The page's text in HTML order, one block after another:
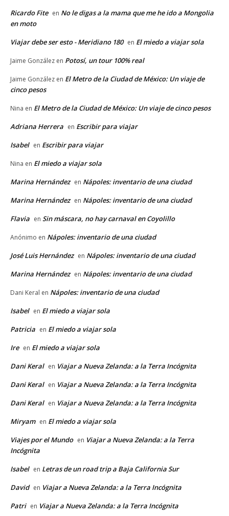
Ricardo Fite en No le digas a la mama que me he ido a Mongolia
en moto
Viajar debe ser esto - Meridiano 180 en El miedo a viajar sola
Jaime González en Potosí, un tour 100% real
Jaime González en El Metro de la Ciudad de México: Un viaje de
cinco pesos
Nina en El Metro de la Ciudad de México: Un viaje de cinco pesos
Adriana Herrera en Escribir para viajar
Isabel en Escribir para viajar
Nina en El miedo a viajar sola
Marina Hernández en Nápoles: inventario de una ciudad
Marina Hernández en Nápoles: inventario de una ciudad
Flavia en Sin máscara, no hay carnaval en Coyolillo
Anónimo en Nápoles: inventario de una ciudad
José Luis Hernández en Nápoles: inventario de una ciudad
Marina Hernández en Nápoles: inventario de una ciudad
Dani Keral en Nápoles: inventario de una ciudad
Isabel en El miedo a viajar sola
Patricia en El miedo a viajar sola
Ire en El miedo a viajar sola
Dani Keral en Viajar a Nueva Zelanda: a la Terra Incógnita
Dani Keral en Viajar a Nueva Zelanda: a la Terra Incógnita
Dani Keral en Viajar a Nueva Zelanda: a la Terra Incógnita
Miryam en El miedo a viajar sola
Viajes por el Mundo en Viajar a Nueva Zelanda: a la Terra
Incógnita
Isabel en Letras de un road trip a Baja California Sur
David en Viajar a Nueva Zelanda: a la Terra Incógnita
Patri en Viajar a Nueva Zelanda: a la Terra Incógnita